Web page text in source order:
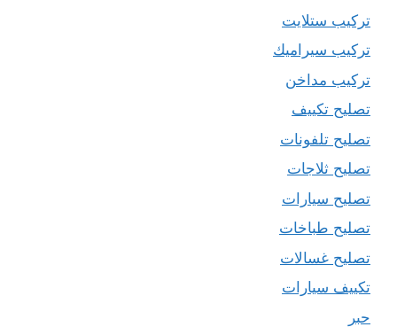
تركيب ستلايت
تركيب سيراميك
تركيب مداخن
تصليح تكييف
تصليح تلفونات
تصليح ثلاجات
تصليح سيارات
تصليح طباخات
تصليح غسالات
تكييف سيارات
حبر